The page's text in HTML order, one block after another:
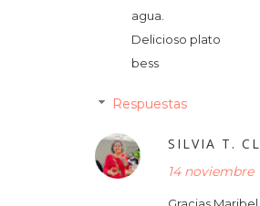
agua.
Delicioso plato
bess
Respuestas
SILVIA T.
14 noviembre